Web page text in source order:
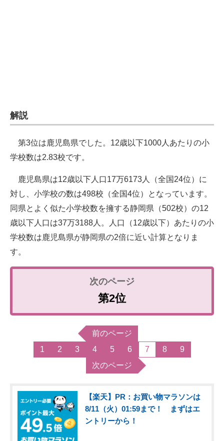
エネルギーの専門メディア
建設×テクノロジーの最前線
ちょっと気になるネットの話題
解説
第3位は鹿児島県でした。12歳以下1000人あたりの小
学校数は2.83校です。
鹿児島県は12歳以下人口17万6173人（全国24位）に
対し、小学校の数は498校（全国4位）となっています。
同県とよく似た小学校数を擁する静岡県（502校）の12
歳以下人口は37万3188人。人口（12歳以下）あたりの小
学校数は鹿児島県が静岡県の2倍に近い計算となりま
す。
第2位
前のページ
1
2 3 4 5 6 7 8
9
次のページ
【楽天】PR：お買い物マラソンは
8/11（火）01:59まで！ まずはエ
ントリーから！